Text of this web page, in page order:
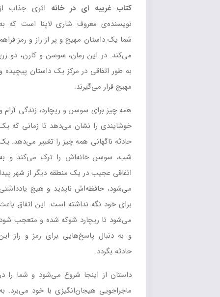
کتاب غریبه ای در خانهاثری جذاب از
نویسنده‌ی معروف شاری لاپنا است که به
شما یک داستان مهیج و پر از راز و رمز فراهم
می‌کند. در این رمان، سوسن و کارن، دو زن
به طور اتفاقی در مرکز یک داستان پیچیده و
مهیج قرار می‌گیرند.
همه چیز برای سوسن و ریچارد، زندگی آرام و
خوشایندی را نشان می‌دهد تا زمانی که یک
حادثه ناگهانی همه چیز را تغییر می‌دهد. یک
شب، سوسن خانه‌اش را ترک می‌کند و به
اتفاقی عجیب در یک منطقه دیگر از شهر پیدا
می‌شود، حافظه‌اش ناپدید و هیچ یادداشتی
برای خود نگه نداشته است. این اتفاق باعث
می‌شود تا ریچارد شوکه شده و متعجب شود
و به دنبال پاسخ‌هایی برای رمز و راز این
حادثه بگردد.
داستان از اینجا شروع می‌شود و شما را در
ماجراجویی هیجان‌انگیزی با خود می‌برد. به